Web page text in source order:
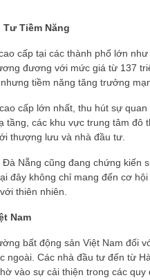
Tư Tiềm Năng
cấp tại các thành phố lớn
đương với mức giá từ 137
tiềm năng tăng trưởng
cấp lớn nhất, thu hút sự
các khu vực trung tâm đô
thượng lưu và nhà đầu tư.
Nẵng cũng đang chứng kiến
đây không chỉ mang đến cơ
thiên nhiên.
Nam
bất động sản Việt Nam đối
Các nhà đầu tư đến từ
vào sự cải thiện trong các